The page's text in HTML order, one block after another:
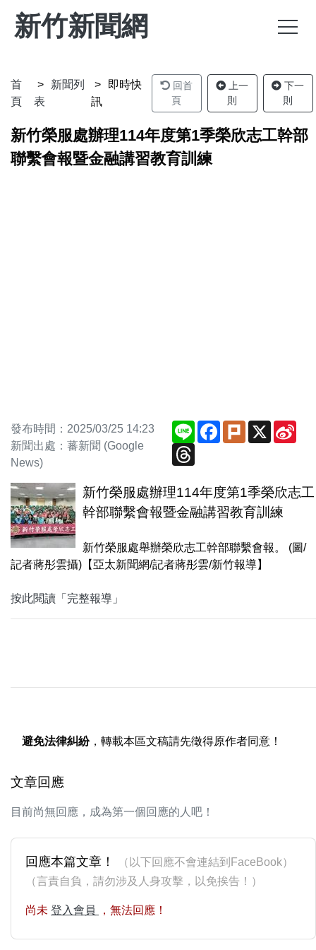
新竹新聞網
首
頁
新聞列
表
即時快
訊
回首
頁
上一
則
下一
則
新竹榮服處辦理114年度第1季榮欣志工幹部
聯繫會報暨金融講習教育訓練
發布時間：2025/03/25 14:23
新聞出處：蕃新聞 (Google
News)
Line Facebook
Plurk X
新竹榮服處辦理114年度第1季榮欣志工
幹部聯繫會報暨金融講習教育訓練
新竹榮服處舉辦榮欣志工幹部聯繫會報。 (圖/
記者蔣彤雲攝)【亞太新聞網/記者蔣彤雲/新竹報導】
按此閱讀「完整報導」
避免法律糾紛，轉載本區文稿請先徵得原作者同意！
文章回應
目前尚無回應，成為第一個回應的人吧！
回應本篇文章！
（以下回應不會連結到FaceBook）
（言責自負，請勿涉及人身攻擊，以免挨告！）
尚未 登入會員 ，無法回應！